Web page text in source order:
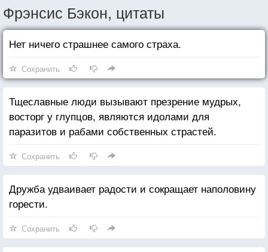
Фрэнсис Бэкон, цитаты
Нет ничего страшнее самого страха.
Сохранить
Тщеславные люди вызывают презрение мудрых,
восторг у глупцов, являются идолами для
паразитов и рабами собственных страстей.
Сохранить
Дружба удваивает радости и сокращает наполовину
горести.
Сохранить